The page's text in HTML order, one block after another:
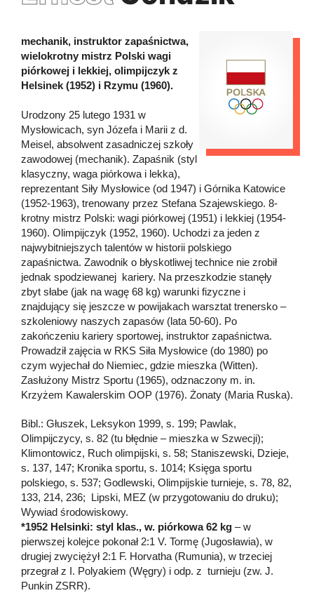
mechanik, instruktor zapaśnictwa,
wielokrotny mistrz Polski wagi
piórkowej i lekkiej, olimpijczyk z
Helsinek (1952) i Rzymu (1960).
Urodzony 25 lutego 1931 w
Mysłowicach, syn Józefa i Marii z d.
Meisel, absolwent zasadniczej szkoły
zawodowej (mechanik). Zapaśnik (styl
klasyczny, waga piórkowa i lekka),
reprezentant Siły Mysłowice (od 1947) i Górnika Katowice
(1952-1963), trenowany przez Stefana Szajewskiego. 8-
krotny mistrz Polski: wagi piórkowej (1951) i lekkiej (1954-
1960). Olimpijczyk (1952, 1960). Uchodzi za jeden z
najwybitniejszych talentów w historii polskiego
zapaśnictwa. Zawodnik o błyskotliwej technice nie zrobił
jednak spodziewanej kariery. Na przeszkodzie stanęły
zbyt słabe (jak na wagę 68 kg) warunki fizyczne i
znajdujący się jeszcze w powijakach warsztat trenersko –
szkoleniowy naszych zapasów (lata 50-60). Po
zakończeniu kariery sportowej, instruktor zapaśnictwa.
Prowadził zajęcia w RKS Siła Mysłowice (do 1980) po
czym wyjechał do Niemiec, gdzie mieszka (Witten).
Zasłużony Mistrz Sportu (1965), odznaczony m. in.
Krzyżem Kawalerskim OOP (1976). Żonaty (Maria Ruska).
Bibl.: Głuszek, Leksykon 1999, s. 199; Pawlak,
Olimpijczycy, s. 82 (tu błędnie – mieszka w Szwecji);
Klimontowicz, Ruch olimpijski, s. 58; Staniszewski, Dzieje,
s. 137, 147; Kronika sportu, s. 1014; Księga sportu
polskiego, s. 537; Godlewski, Olimpijskie turnieje, s. 78, 82,
133, 214, 236; Lipski, MEZ (w przygotowaniu do druku);
Wywiad środowiskowy.
*1952 Helsinki: styl klas., w. piórkowa 62 kg – w
pierwszej kolejce pokonał 2:1 V. Tormę (Jugosławia), w
drugiej zwyciężył 2:1 F. Horvatha (Rumunia), w trzeciej
przegrał z I. Polyakiem (Węgry) i odp. z turnieju (zw. J.
Punkin ZSRR).